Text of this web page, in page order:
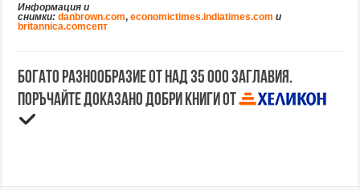
Информация и
снимки:danbrown.com,economictimes.indiatimes.com и
britannica.comсепт
Богато разнообразие от над 35 000 заглавия.
Поръчайте доказано добри книги от